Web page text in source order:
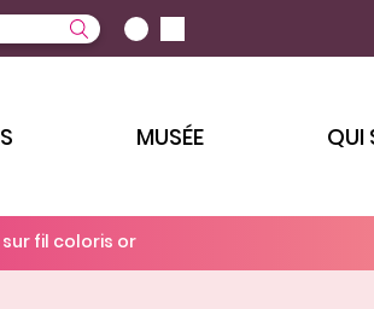
MUSÉE QUI
sur fil coloris or